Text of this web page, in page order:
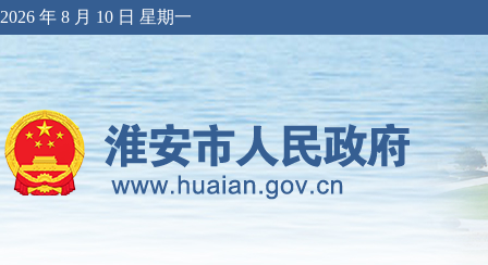
2026 年 8 月 10 日 星期一